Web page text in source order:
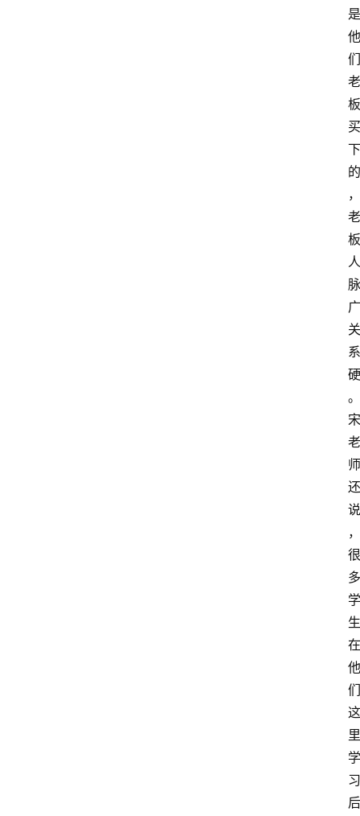
是
他
们
老
板
买
下
的
，
老
板
人
脉
广
关
系
硬
。
宋
老
师
还
说
，
很
多
学
生
在
他
们
这
里
学
习
后